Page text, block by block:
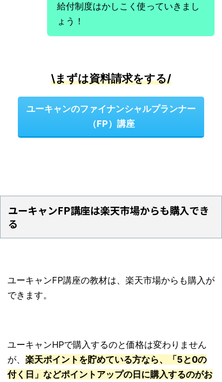
給付制度はかしこく使っていきまし
ょう！
\まずは資料請求をする/
ユーキャンのファイナンシャルプランナー
（FP）講座
ユーキャンFP講座は楽天市場からも購入でき
る
ユーキャンFP講座の教材は、楽天市場からも購入が
できます。
ユーキャンHPで購入するのと価格は変わりません
が、 楽天ポイントを貯めている方なら、「5と0の
付く日」などポイントアップの日に購入するのがお